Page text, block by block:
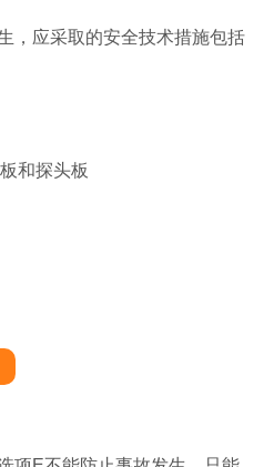
，应采取的安全技术措施包括
和探头板